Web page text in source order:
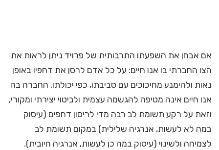
אם אבחן את השפעתו התרבותית של פרויד ניתן לראות את
הצו החברתי בו אנו חיים: על כל אדם לרסן את דחפיו באופן
נאות ולהימנע מחיכוכים עם סביבתו, כפי יכולתו. החברה בה
אנו חיים אינה מטיפה להגשמה עצמית ולביטוי יצירתי ומקורי,
וזאת על רקע תשומת לב רבה מדי לריסון דחפים (עיסוק
במה לא לעשות, אנרגיה שלילית) במקום תשומת לב
לצמיחה ולשינוי (עיסוק במה כן לעשות, אנרגיה חיובית).